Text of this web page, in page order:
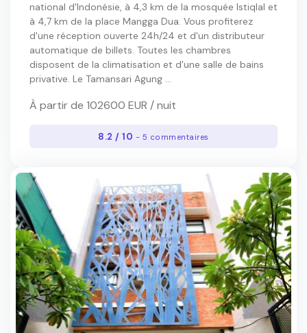
national d'Indonésie, à 4,3 km de la mosquée Istiqlal et
à 4,7 km de la place Mangga Dua. Vous profiterez
d'une réception ouverte 24h/24 et d'un distributeur
automatique de billets. Toutes les chambres
disposent de la climatisation et d'une salle de bains
privative. Le Tamansari Agung ...
À partir de 102600 EUR / nuit
8.2 / 10 - 5 commentaires